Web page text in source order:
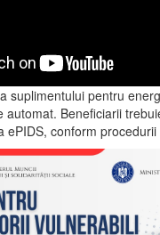
suplimentului pentru
automat. Beneficiarii
ePIDS, conform procedurii